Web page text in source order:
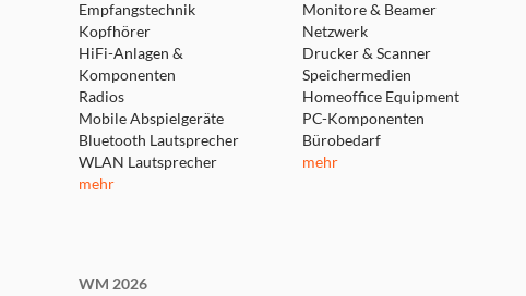
Empfangstechnik
Kopfhörer
HiFi-Anlagen &
Komponenten
Radios
Mobile Abspielgeräte
Bluetooth Lautsprecher
WLAN Lautsprecher
mehr
Monitore & Beamer
Netzwerk
Drucker & Scanner
Speichermedien
Homeoffice Equipment
PC-Komponenten
Bürobedarf
mehr
WM 2026